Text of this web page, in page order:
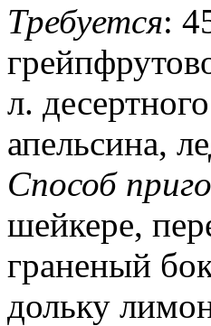
Требуется:
л.
апельсина,
Способ
шейкере,
граненый
дольку